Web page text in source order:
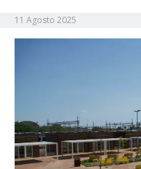
11 Agosto 2025